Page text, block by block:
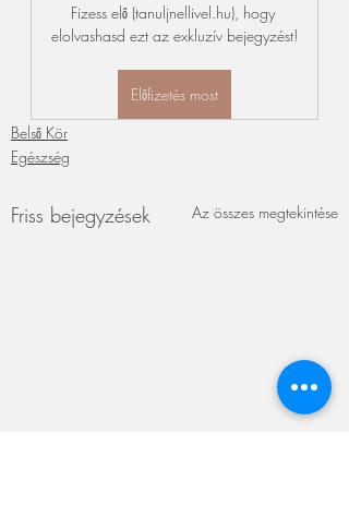
Fizess elő (tanuljnellivel.hu), hogy
elolvashasd ezt az exkluzív bejegyzést!
Előfizetés most
Belső Kör
Egészség
Friss bejegyzések Az összes megtekintése